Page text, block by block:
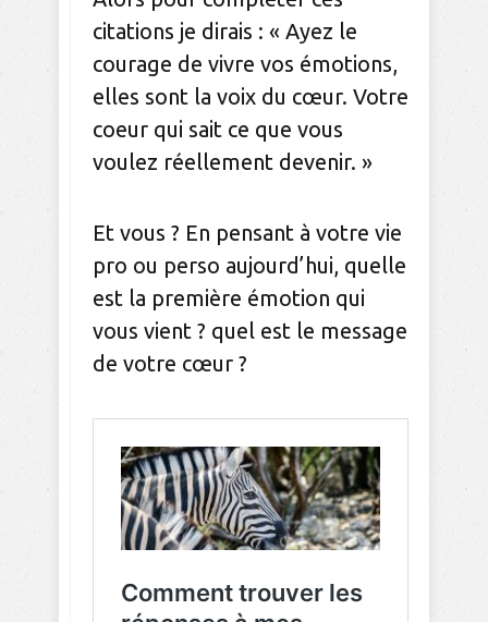
citations je dirais : « Ayez le
courage de vivre vos émotions,
elles sont la voix du cœur. Votre
coeur qui sait ce que vous
voulez réellement devenir. »
Et vous ? En pensant à votre vie
pro ou perso aujourd’hui, quelle
est la première émotion qui
vous vient ? quel est le message
de votre cœur ?